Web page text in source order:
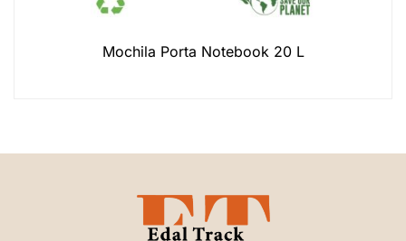
Mochila Porta Notebook 20 L